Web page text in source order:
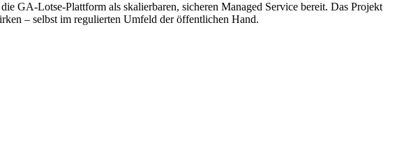
GA-Lotse-Plattform als skalierbaren, sicheren Managed Service bereit. Das Projekt
– selbst im regulierten Umfeld der öffentlichen Hand.